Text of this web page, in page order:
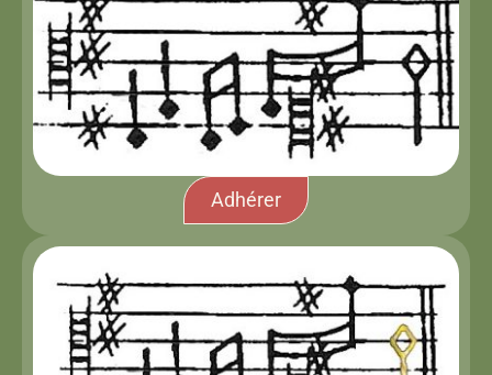
Adhérer